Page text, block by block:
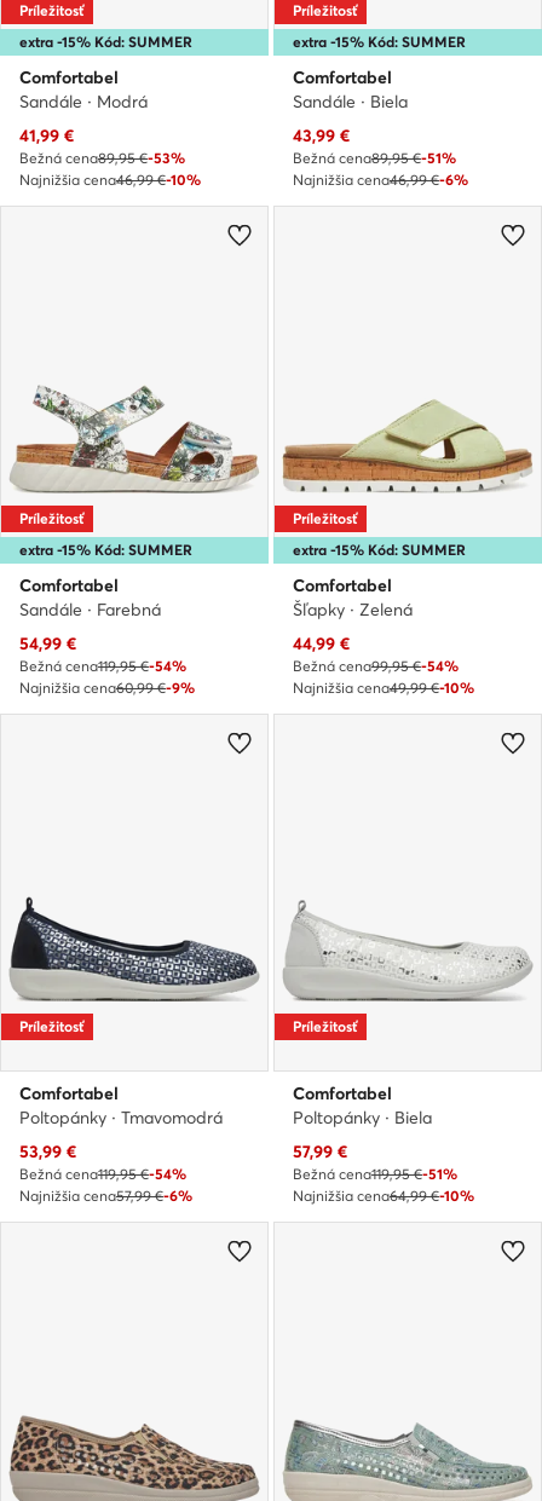
extra -15% Kód: SUMMER
Príležitosť
Comfortabel
Sandále · Modrá
Aktuálna cena
41,99 €
Bežná cena89,95 €-53%
Najnižšia cena46,99 €-10%
extra -15% Kód: SUMMER
Príležitosť
Comfortabel
Sandále · Biela
Aktuálna cena
43,99 €
Bežná cena89,95 €-51%
Najnižšia cena46,99 €-6%
extra -15% Kód: SUMMER
Príležitosť
Comfortabel
Sandále · Farebná
Aktuálna cena
54,99 €
Bežná cena119,95 €-54%
Najnižšia cena60,99 €-9%
extra -15% Kód: SUMMER
Príležitosť
Comfortabel
Šľapky · Zelená
Aktuálna cena
44,99 €
Bežná cena99,95 €-54%
Najnižšia cena49,99 €-10%
Príležitosť
Comfortabel
Poltopánky · Tmavomodrá
Aktuálna cena
53,99 €
Bežná cena119,95 €-54%
Najnižšia cena57,99 €-6%
Príležitosť
Comfortabel
Poltopánky · Biela
Aktuálna cena
57,99 €
Bežná cena119,95 €-51%
Najnižšia cena64,99 €-10%